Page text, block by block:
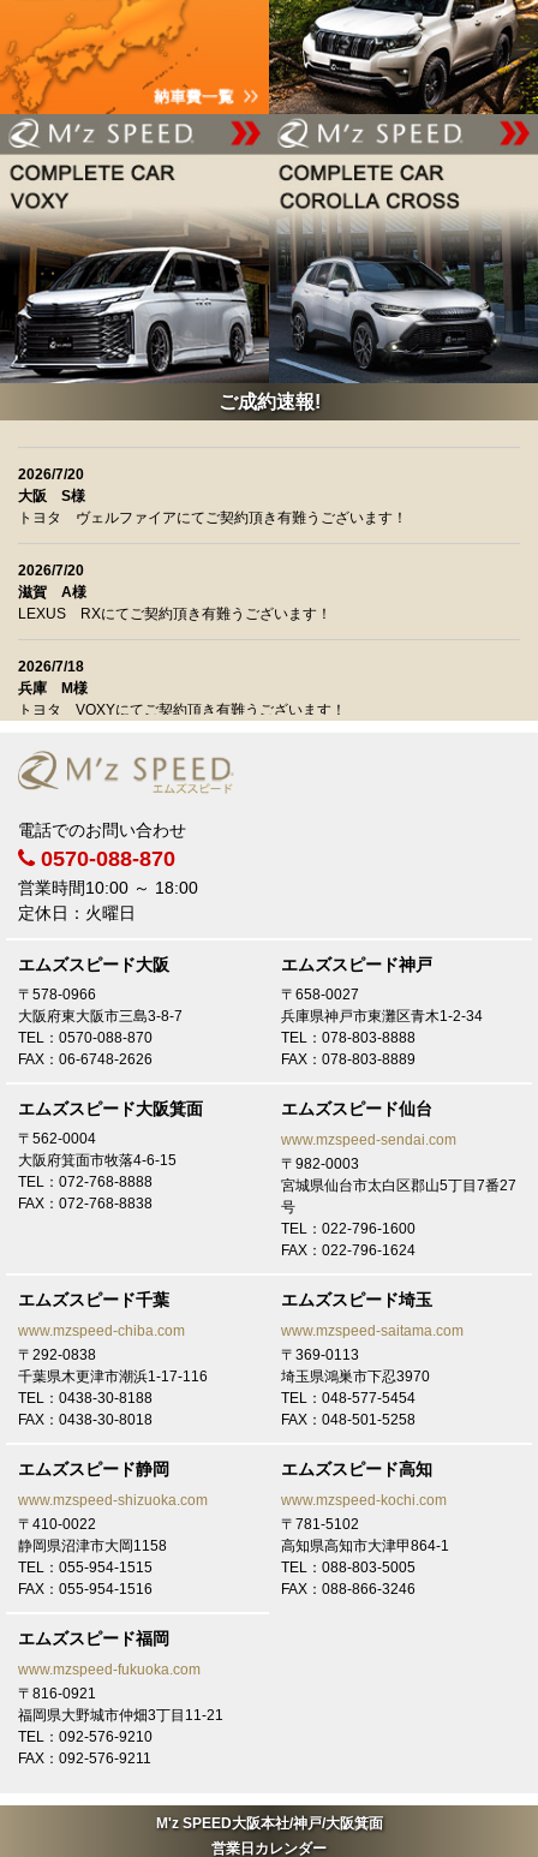
ご成約速報!
2026/7/20
大阪 S様
トヨタ ヴェルファイアにてご契約頂き有難うございます！
2026/7/20
滋賀 A様
LEXUS RXにてご契約頂き有難うございます！
2026/7/18
兵庫 M様
トヨタ VOXYにてご契約頂き有難うございます！
2026/7/18
大阪 U様
2026/7/18
奈良 O様
トヨタ クラウンスポーツにてご契約頂き有難うございます！
2026/7/15
大阪 T様
トヨタ VOXYにてご契約頂き有難うございます！
2026/7/15
2026/7/13
和歌山 N様
トヨタ シエンタにてご契約頂き有難うございます！
トヨタ プリウスにてご契約頂き有難うございます！
2026/7/6
大阪 法人A御中
トヨタ RAV4にてご契約頂き有難うございます！
大阪 A様
LEXUS RXにてご契約頂き有難うございます！
2026/6/30
奈良 K様
トヨタ ヴェルファイアにてご契約頂き有難うございます！
2026/6/25
大阪 F様
トヨタ VOXYにてご契約頂き有難うございます！
2026/6/25
奈良 K様
トヨタ ハリアーにてご契約頂き有難うございます！
電話でのお問い合わせ
0570-088-870
営業時間10:00 ～ 18:00
定休日：火曜日
エムズスピード大阪
〒578-0966
大阪府東大阪市三島3-8-7
TEL：0570-088-870
FAX：06-6748-2626
エムズスピード神戸
〒658-0027
兵庫県神戸市東灘区青木1-2-34
TEL：078-803-8888
FAX：078-803-8889
エムズスピード大阪箕面
〒562-0004
大阪府箕面市牧落4-6-15
TEL：072-768-8888
FAX：072-768-8838
エムズスピード仙台
www.mzspeed-sendai.com
〒982-0003
宮城県仙台市太白区郡山5丁目7番27
号
TEL：022-796-1600
FAX：022-796-1624
エムズスピード千葉
www.mzspeed-chiba.com
〒292-0838
千葉県木更津市潮浜1-17-116
TEL：0438-30-8188
FAX：0438-30-8018
エムズスピード埼玉
www.mzspeed-saitama.com
〒369-0113
埼玉県鴻巣市下忍3970
TEL：048-577-5454
FAX：048-501-5258
エムズスピード静岡
www.mzspeed-shizuoka.com
〒410-0022
静岡県沼津市大岡1158
TEL：055-954-1515
FAX：055-954-1516
エムズスピード高知
www.mzspeed-kochi.com
〒781-5102
高知県高知市大津甲864-1
TEL：088-803-5005
FAX：088-866-3246
エムズスピード福岡
www.mzspeed-fukuoka.com
〒816-0921
福岡県大野城市仲畑3丁目11-21
TEL：092-576-9210
FAX：092-576-9211
M'z SPEED大阪本社/神戸/大阪箕面
営業日カレンダー